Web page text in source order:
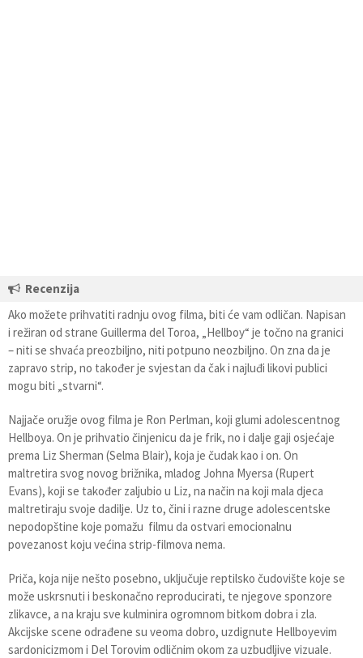
Recenzija
Ako možete prihvatiti radnju ovog filma, biti će vam odličan. Napisan
i režiran od strane Guillerma del Toroa, „Hellboy“ je točno na granici
– niti se shvaća preozbiljno, niti potpuno neozbiljno. On zna da je
zapravo strip, no također je svjestan da čak i najluđi likovi publici
mogu biti „stvarni“.
Najjače oružje ovog filma je Ron Perlman, koji glumi adolescentnog
Hellboya. On je prihvatio činjenicu da je frik, no i dalje gaji osjećaje
prema Liz Sherman (Selma Blair), koja je čudak kao i on. On
maltretira svog novog brižnika, mladog Johna Myersa (Rupert
Evans), koji se također zaljubio u Liz, na način na koji mala djeca
maltretiraju svoje dadilje. Uz to, čini i razne druge adolescentske
nepodopštine koje pomažu filmu da ostvari emocionalnu
povezanost koju većina strip-filmova nema.
Priča, koja nije nešto posebno, uključuje reptilsko čudovište koje se
može uskrsnuti i beskonačno reproducirati, te njegove sponzore
zlikavce, a na kraju sve kulminira ogromnom bitkom dobra i zla.
Akcijske scene odrađene su veoma dobro, uzdignute Hellboyevim
sardonicizmom i Del Torovim odličnim okom za uzbudljive vizuale.